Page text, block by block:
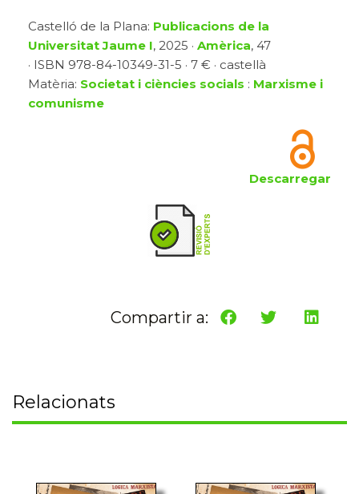
Castelló de la Plana: Publicacions de la
Universitat Jaume I, 2025 · Amèrica, 47
· ISBN 978-84-10349-31-5 · 7 € · castellà
Matèria: Societat i ciències socials : Marxisme i
comunisme
Descarregar
Compartir a:
Relacionats